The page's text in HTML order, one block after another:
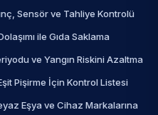
Sensör ve Tahliye Kontrolü
ile Gıda Saklama
ve Yangın Riskini Azaltma
Eşit Pişirme İçin Kontrol Listesi
Eşya ve Cihaz Markalarına